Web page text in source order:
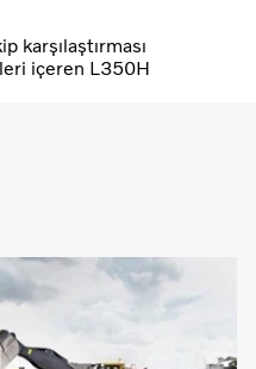
karşılaştırması
içeren L350H